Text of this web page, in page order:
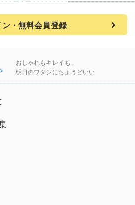
ン・無料会員登録
おしゃれもキレイも、
明日のワタシにちょうどいい